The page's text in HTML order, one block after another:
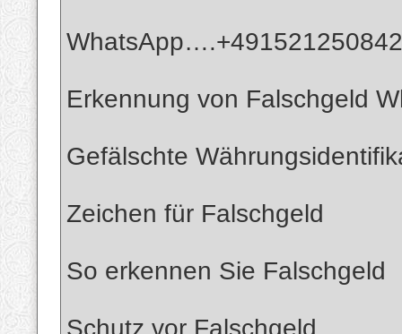
Erkennung von Falschgeld
Gefälschte
Zeichen für Falschgeld
So erkennen Sie Falschgeld